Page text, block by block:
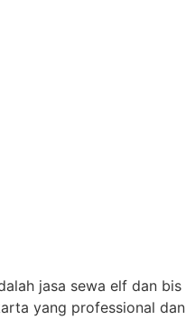
jasa sewa elf dan bis
yang professional dan